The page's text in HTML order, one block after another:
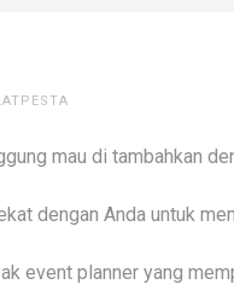
mau di tambahkan
dengan Anda untuk
event planner yang